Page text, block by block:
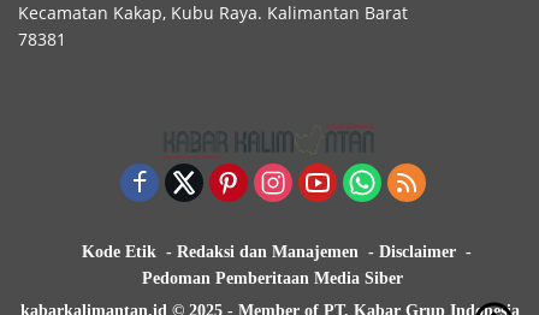
Kecamatan Kakap, Kubu Raya. Kalimantan Barat
78381
Kode Etik Redaksi dan Manajemen
Disclaimer
Pedoman Pemberitaan Media Siber
kabarkalimantan.id © 2025 - Member of PT. Kabar Grup Indonesia